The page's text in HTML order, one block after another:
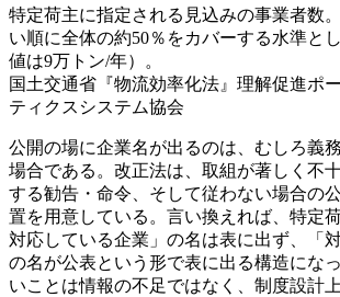
特定荷主に指定される見込みの事業者数
い順に全体の約50％をカバーする水準と
値は9万トン/年）。
国土交通省『物流効率化法』理解促進ポ
ティクスシステム協会
公開の場に企業名が出るのは、むしろ義
場合である。改正法は、取組が著しく不
する勧告・命令、そして従わない場合の
置を用意している。言い換えれば、特定
対応している企業」の名は表に出ず、「
の名が公表という形で表に出る構造にな
いことは情報の不足ではなく、制度設計